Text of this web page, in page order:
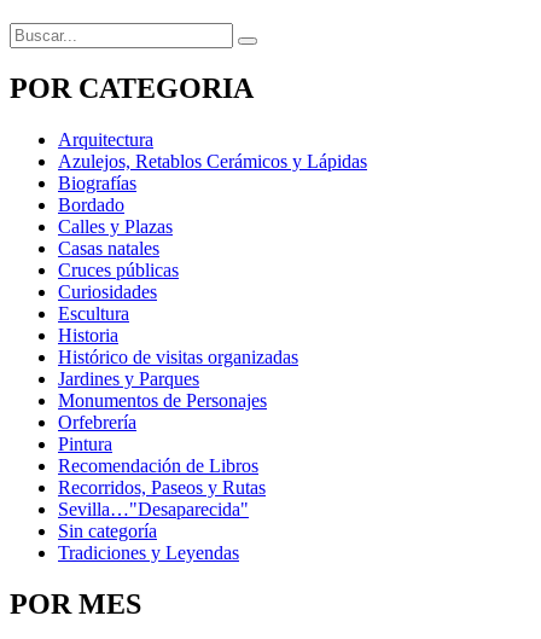
Buscar:
POR CATEGORIA
Arquitectura
Azulejos, Retablos Cerámicos y Lápidas
Biografías
Bordado
Calles y Plazas
Casas natales
Cruces públicas
Curiosidades
Escultura
Historia
Histórico de visitas organizadas
Jardines y Parques
Monumentos de Personajes
Orfebrería
Pintura
Recomendación de Libros
Recorridos, Paseos y Rutas
Sevilla…"Desaparecida"
Sin categoría
Tradiciones y Leyendas
POR MES